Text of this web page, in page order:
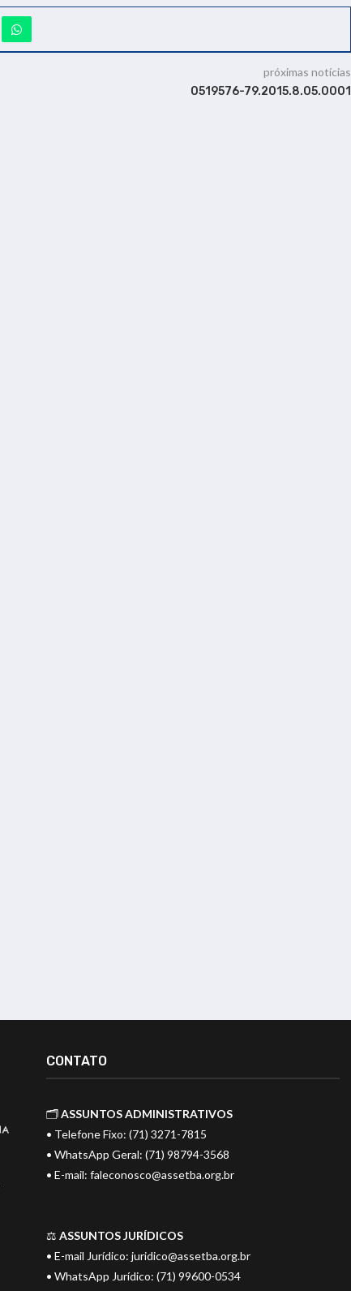
próximas notícias
0519576-79.2015.8.05.0001
CONTATO
🗂️ASSUNTOS ADMINISTRATIVOS
• Telefone Fixo: (71) 3271-7815
• WhatsApp Geral: (71) 98794-3568
• E-mail: faleconosco@assetba.org.br
⚖️ ASSUNTOS JURÍDICOS
• E-mail Jurídico: juridico@assetba.org.br
• WhatsApp Jurídico: (71) 99600-0534